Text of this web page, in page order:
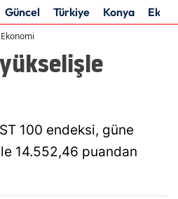
Afyonkarahisar
Amasya
Artvin
Güncel Türkiye Konya
Ekonomi
100 endeksi, güne
14.552,46 puandan